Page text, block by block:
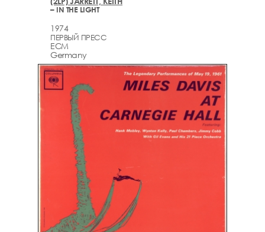
– IN THE LIGHT
1974
ПЕРВЫЙ ПРЕСС
ECM
Germany